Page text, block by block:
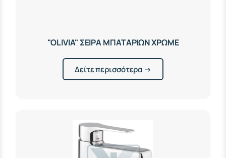
"OLIVIA" ΣΕΙΡΑ ΜΠΑΤΑΡΙΩΝ ΧΡΩΜΕ
Δείτε περισσότερα →